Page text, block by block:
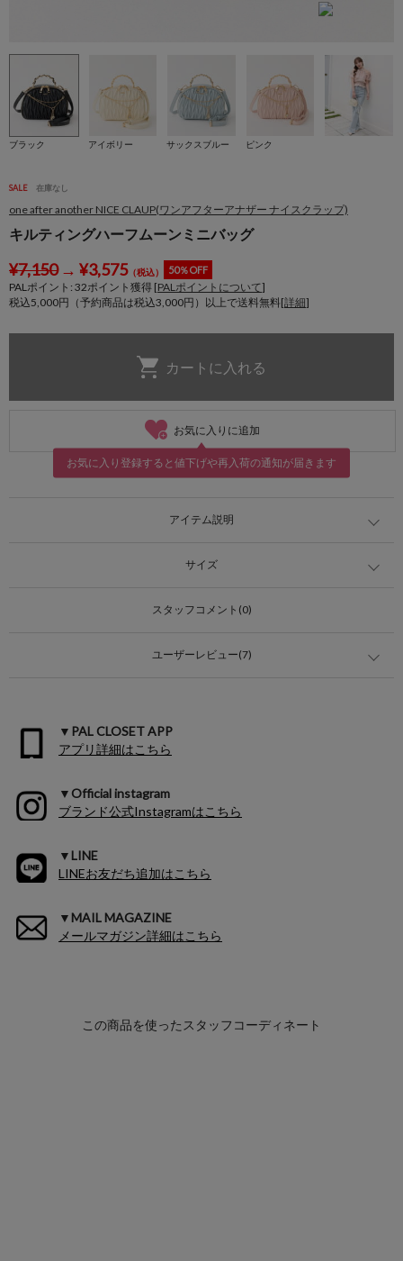
ブラック アイボリー サックスブルー ピンク
SALE 在庫なし
one after another NICE CLAUP(ワンアフターアナザー ナイスクラップ)
キルティングハーフムーンミニバッグ
¥7,150→ ¥3,575（税込） 50％OFF
PALポイント: 32ポイント獲得 [PALポイントについて]
税込5,000円（予約商品は税込3,000円）以上で送料無料[詳細]
お気に入りに追加
お気に入り登録すると値下げや再入荷の通知が届きます
アイテム説明
サイズ
スタッフコメント(0)
ユーザーレビュー(7)
▼PAL CLOSET APP
アプリ詳細はこちら
▼Official instagram
ブランド公式Instagramはこちら
▼LINE
LINEお友だち追加はこちら
▼MAIL MAGAZINE
メールマガジン詳細はこちら